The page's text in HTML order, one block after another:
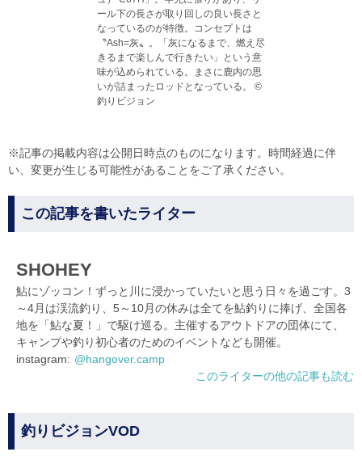
ール下の長さが取り回しの良い長さと
なっているのが特徴。コンセプトは
〝Ash=灰〟。「灰になるまで、燃え尽
きるまで楽しんで行きたい」という意
味が込められている。まさに鹿内の思
いが詰まったロッドとなっている。 ©
釣りビジョン
※記事の掲載内容は公開日時点のものになります。時間経過に伴
い、変更が生じる可能性があることをご了承ください。
この記事を書いたライター
SHOHEY
鮎にゾッコン！ずっと川に浸かっていたいと思う日々を過ごす。3
～4月は渓流釣り、5～10月の休みは全てを鮎釣りに捧げ、全国各
地を「鮎な夏！」で駆け巡る。主催するアウトドアの団体にて、
キャンプや釣り初心者のためのイベントなども開催。
instagram: @hangover.camp
このライターの他の記事も読む
釣りビジョンVOD